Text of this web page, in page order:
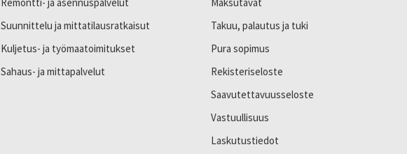
Suunnittelu ja mittatilausratkaisut
Kuljetus- ja työmaatoimitukset
Sahaus- ja mittapalvelut
Takuu, palautus ja tuki
Pura sopimus
Rekisteriseloste
Saavutettavuusseloste
Vastuullisuus
Laskutustiedot